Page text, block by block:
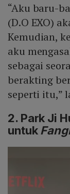
“Aku baru-
(D.O EXO)
Kemudian,
aku
sebagai
berakting
seperti itu,”
2. Park Ji
untuk